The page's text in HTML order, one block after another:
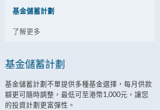
基金儲蓄計劃
了解更多
基金儲蓄計劃
基金儲蓄計劃不單提供多種基金選擇，每月供款
額更可隨時調整，最低可至港幣1,000元，讓您
的投資計劃更富彈性。